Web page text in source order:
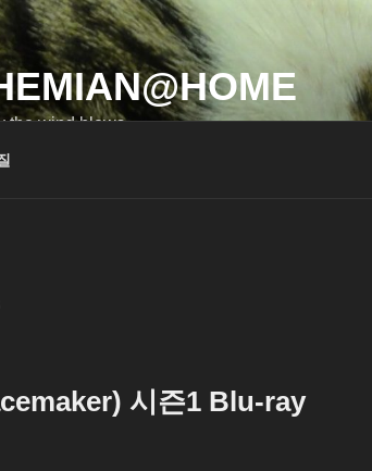
the wind blows…
시즌1 Blu-ray